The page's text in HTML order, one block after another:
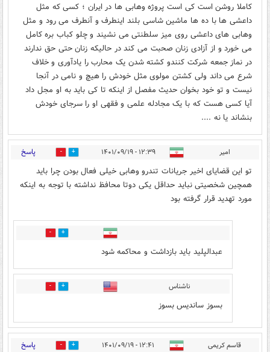
کاملا روشن است کی است پروژه وهابی ها در ایران ؛ کسی که مثل
داعشی ها با ده ها ماشین شاسی بلند اینطرف و آنطرف می رود و مثل
وهابی های داعشی روی میز سلطنتی می نشیند و چلو کباب بره کامل
می خورد و از آزادی زنان صحبت می کند در حالیکه زنان حتی حق ندارند
در نماز جمعه شرکت کنندو کشته شدن یک محارب را یادآوری و خلاف
شرع می داند ولی کشتن مولوی مثل خودش را هیچ و نامی در آنجا
نیست و تو خود بخوان حدیث مفصل از اینکه تا کی باید به او مجل داد
آیا کسی هست که با یک مجادله علمی و فقهی او را سرجای خودش
بنشاند یا نه ....
امیر ۱۲:۳۹ - ۱۴۰۱/۰۹/۱۹ 33 پاسخ
تو این قضایای اخیر جریانات تندرو وهابی خیلی فعال بودن چرا باید
همچین شخصیتی نباید حداقل یکی دوتا محافظ نداشته با توجه به اینکه
مورد تهدید قرار گرفته بود
48
عبدالپلید باید بازداشت و محاکمه شود
ناشناس 3
بسوز ساندیس بسوز
قاسم کریمی ۱۲:۴۱ - ۱۴۰۱/۰۹/۱۹ 37 پاسخ